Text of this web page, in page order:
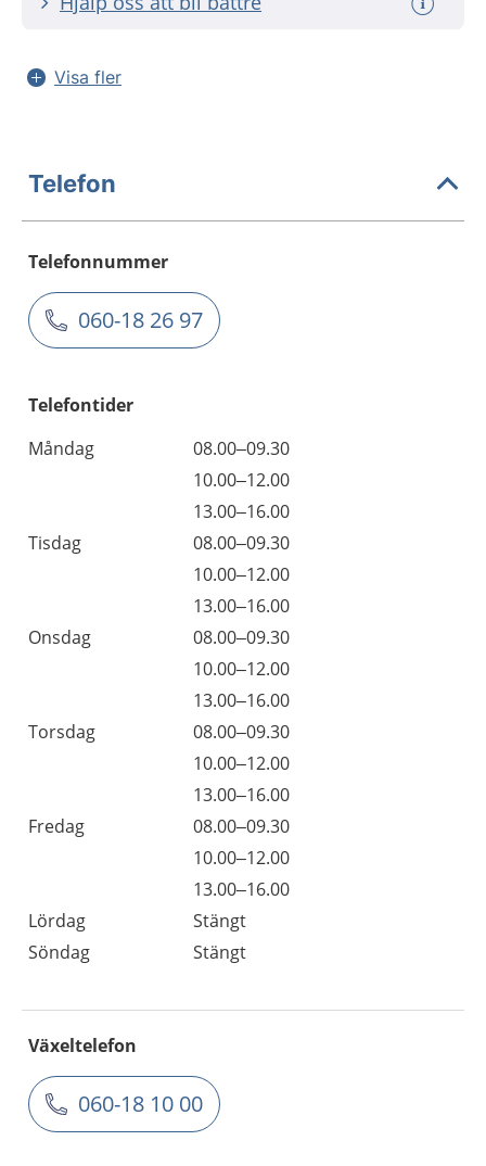
Visa fler
Telefon
Telefonnummer
060-18 26 97
Telefontider
Måndag
08.00–09.30
10.00–12.00
13.00–16.00
Tisdag
08.00–09.30
10.00–12.00
13.00–16.00
Onsdag
08.00–09.30
10.00–12.00
13.00–16.00
Torsdag
08.00–09.30
10.00–12.00
13.00–16.00
Fredag
08.00–09.30
10.00–12.00
13.00–16.00
Lördag
Stängt
Söndag
Stängt
Växeltelefon
060-18 10 00